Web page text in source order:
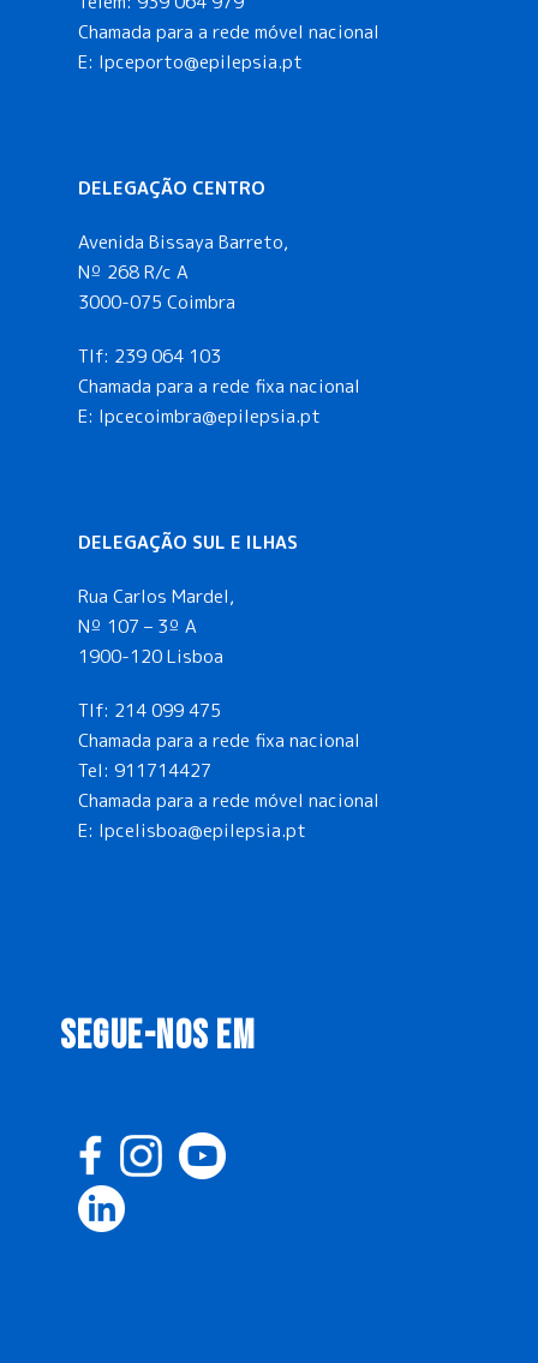
Chamada para a rede móvel nacional
E: lpceporto@epilepsia.pt
DELEGAÇÃO CENTRO
Avenida Bissaya Barreto,
Nº 268 R/c A
3000-075 Coimbra
Tlf: 239 064 103
Chamada para a rede fixa nacional
E: lpcecoimbra@epilepsia.pt
DELEGAÇÃO SUL E ILHAS
Rua Carlos Mardel,
Nº 107 – 3º A
1900-120 Lisboa
Tlf: 214 099 475
Chamada para a rede fixa nacional
Tel: 911714427
Chamada para a rede móvel nacional
E: lpcelisboa@epilepsia.pt
SEGUE-NOS EM